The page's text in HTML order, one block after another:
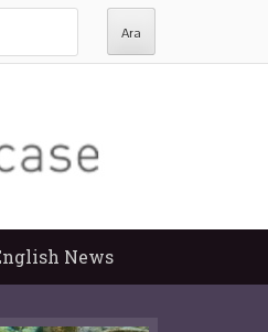
News